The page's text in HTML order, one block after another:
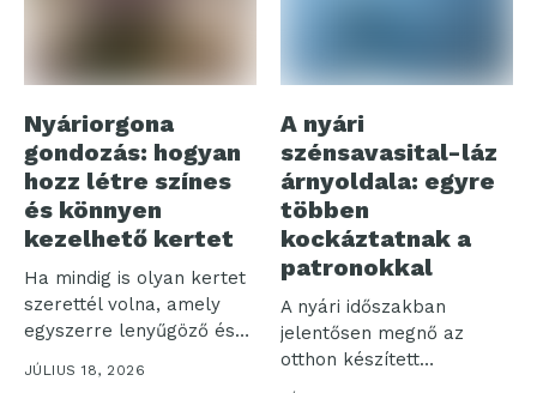
Nyáriorgona
gondozás: hogyan
hozz létre színes
és könnyen
kezelhető kertet
Ha mindig is olyan kertet
szerettél volna, amely
egyszerre lenyűgöző és
nem...
JÚLIUS 18, 2026
A nyári
szénsavasital-láz
árnyoldala: egyre
többen
kockáztatnak a
patronokkal
A nyári időszakban
jelentősen megnő az
otthon készített
szénsavas italok iránti